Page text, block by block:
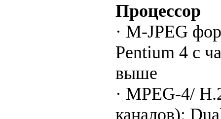
Процессор
· M-JPEG
Pentium 4 с
выше
· MPEG-4/
каналов):